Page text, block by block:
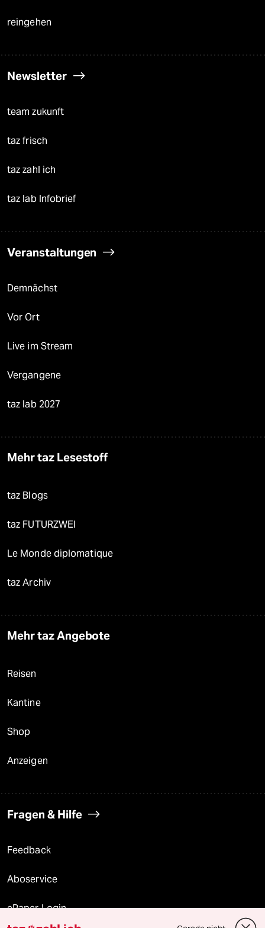
reingehen
Newsletter
team zukunft
taz frisch
taz zahl ich
taz lab Infobrief
Veranstaltungen
Demnächst
Vor Ort
Live im Stream
Vergangene
taz lab 2027
Mehr taz Lesestoff
taz Blogs
taz FUTURZWEI
Le Monde diplomatique
taz Archiv
Mehr taz Angebote
Reisen
Kantine
Shop
Anzeigen
Fragen & Hilfe
Feedback
Aboservice
ePaper Login